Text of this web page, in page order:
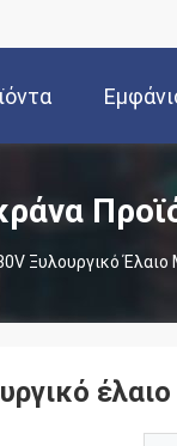
Ξυλουργικό